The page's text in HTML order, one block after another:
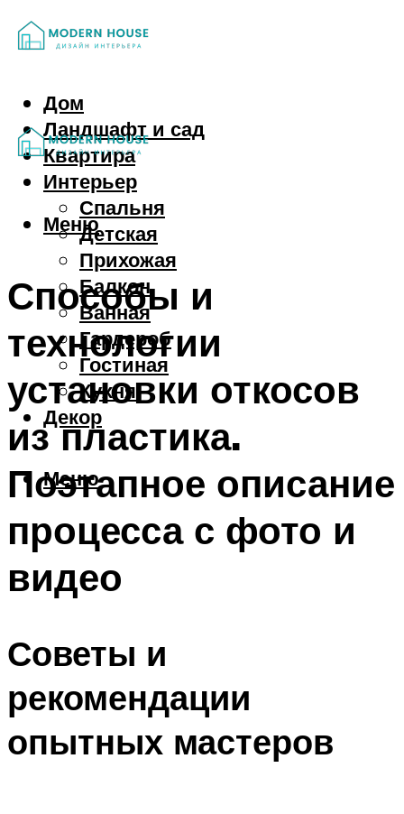
Дом
Ландшафт и сад
Квартира
Интерьер
Спальня
Детская
Прихожая
Балкон
Ванная
Гардероб
Гостиная
Кухня
Декор
Меню
Меню
Способы и
технологии
установки откосов
из пластика.
Поэтапное описание
процесса с фото и
видео
Советы и
рекомендации
опытных мастеров